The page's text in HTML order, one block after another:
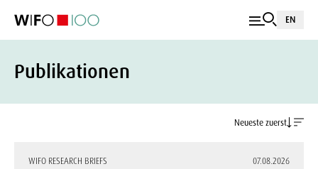
EN
Publikationen
Neueste zuerst
WIFO RESEARCH BRIEFS 07.08.2026